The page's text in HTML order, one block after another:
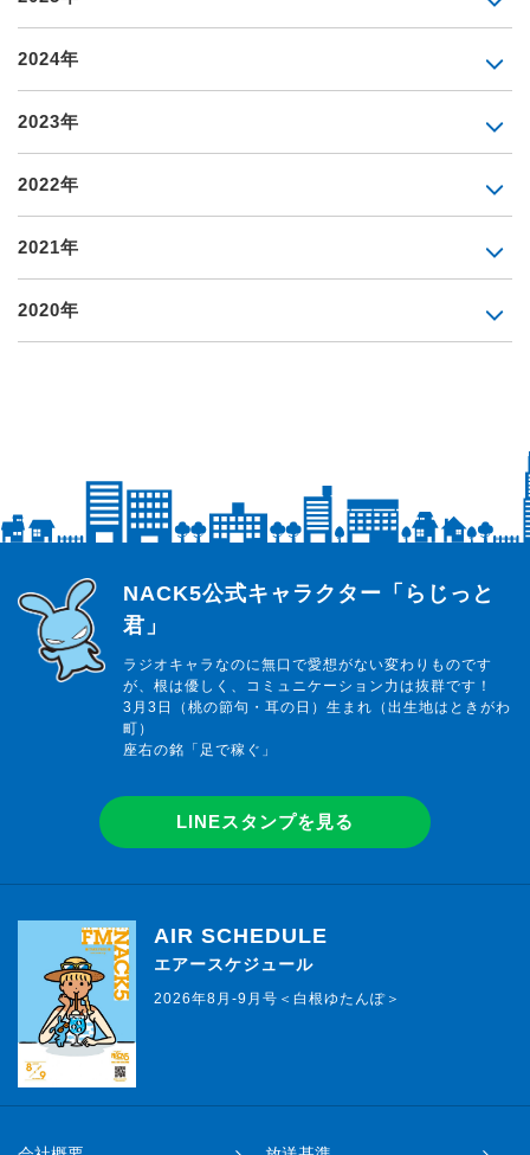
2024年
2023年
2022年
2021年
2020年
らじっと君
NACK5公式キャラクター「らじっと
君」
ラジオキャラなのに無口で愛想がない変わりものです
が、根は優しく、コミュニケーション力は抜群です！
3月3日（桃の節句・耳の日）生まれ（出生地はときがわ
町）
座右の銘「足で稼ぐ」
LINEスタンプを見る
AIR SCHEDULE
エアースケジュール
2026年8月-9月号＜白根ゆたんぽ＞